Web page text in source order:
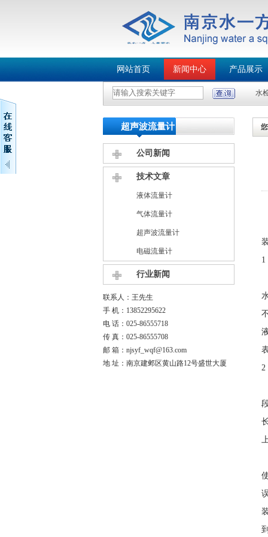
网站首页 新闻中心 产品展示
水
超声波流量计
公司新闻
技术文章
液体流量计
气体流量计
超声波流量计
电磁流量计
行业新闻
联系人：王先生
手 机：13852295622
电 话：025-86555718
传 真：025-86555708
邮 箱：njsyf_wqf@163.com
地 址：南京建邺区黄山路12号盛世大厦